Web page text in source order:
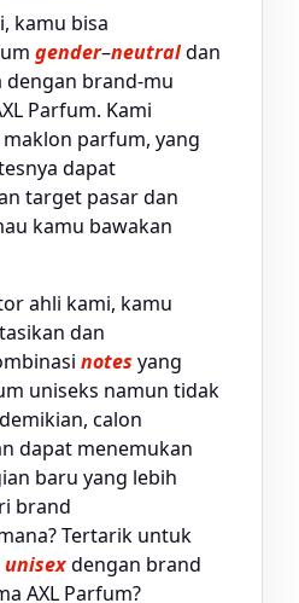
kamu bisa
gender–neutraldan
dengan brand-mu
Parfum. Kami
parfum, yang
dapat
target pasar dan
kamu bawakan
ahli kami, kamu
dan
notes yang
uniseks namun tidak
calon
dapat menemukan
baru yang lebih
brand
Tertarik untuk
unisexdengan brand
AXL Parfum?